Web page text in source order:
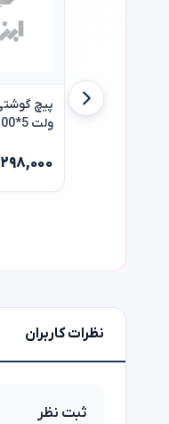
ولت 5*100 جولی julei
۲۹۸,۰۰۰ تومان
نظرات کاربران
ثبت نظر